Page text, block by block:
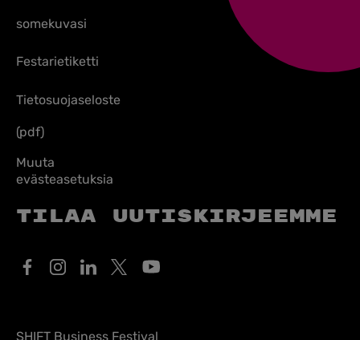
somekuvasi
Festarietiketti
Tietosuojaseloste
(pdf)
Muuta
evästeasetuksia
Tilaa uutiskirjeemme
SHIFT Business Festival